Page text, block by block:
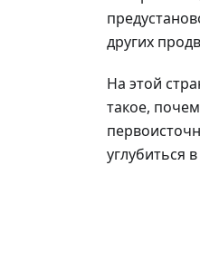
других
На этой
такое,
углубиться